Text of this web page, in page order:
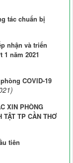
tác chuẩn bị
nhận và triển
năm 2021
COVID-19
XIN PHÒNG
TẬT TP CẦN THƠ
tiên